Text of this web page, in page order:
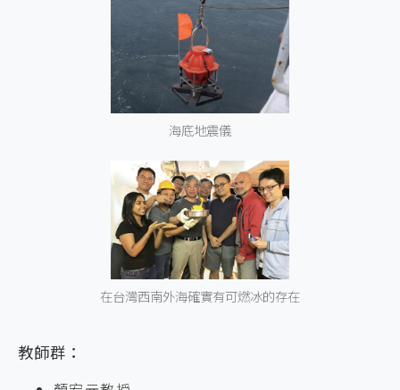
海底地震儀
在台灣西南外海確實有可燃冰的存在
教師群：